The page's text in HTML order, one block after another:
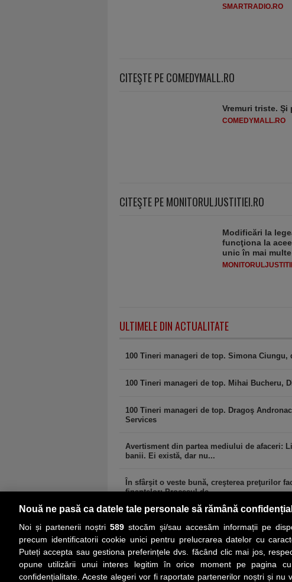
SMARTRADIO.RO
CITEŞTE PE COMEDYMALL.RO
Vremuri triste. Şi
COMEDYMALL.RO
CITEŞTE PE MONITORULJUSTITIEI.RO
Modificări la
funcţiona la
unic în mai multe
ULTIMELE DIN ACTUALITATE
100 Tineri manageri de top. Simona
100 Tineri manageri de top. Mihai Bucheru,
100 Tineri manageri de top. Dragoş
Services
Avertisment din partea mediului de afaceri:
banii. Ei există, dar nu...
În sfârşit o veste bună, creşterea preţurilor
finanţelor: Procesul de...
PRIMA PAGINĂ COVER
Nouă ne pasă ca datele tale personale să rămână
Noi și partenerii noștri 589stocăm și/sau accesăm informații pe
precum identificatorii cookie unici pentru prelucrarea datelor cu
Puteți accepta sau gestiona preferințele dvs. făcând clic mai jos,
opune utilizării unui interes legitim în orice moment pe pagina
confidențialitate. Aceste alegeri vor fi raportate partenerilor noștri și nu